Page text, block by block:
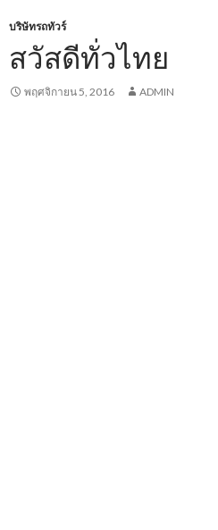
บริษัทรถทัวร์
สวัสดีทั่วไทย
พฤศจิกายน 5, 2016 ADMIN